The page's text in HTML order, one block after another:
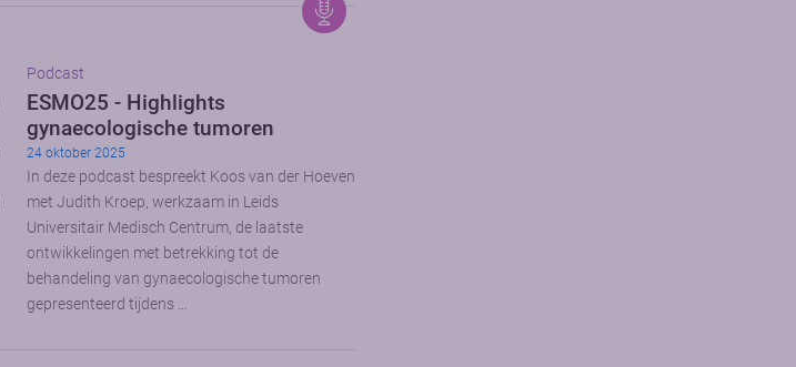
Podcast
ESMO25 - Highlights
gynaecologische tumoren
24 oktober 2025
In deze podcast bespreekt Koos van der Hoeven
met Judith Kroep, werkzaam in Leids
Universitair Medisch Centrum, de laatste
ontwikkelingen met betrekking tot de
behandeling van gynaecologische tumoren
gepresenteerd tijdens …